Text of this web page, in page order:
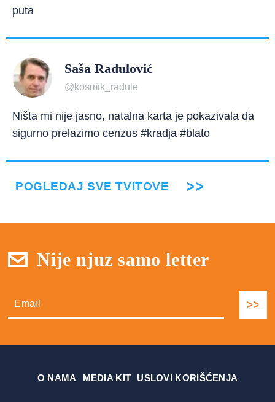
puta
Saša Radulović
@kosmik_radule
Ništa mi nije jasno, natalna karta je pokazivala da
sigurno prelazimo cenzus #kradja #blato
POGLEDAJ SVE TVITOVE
Nije njuz samo letter
О NAMA MEDIA KIT USLOVI KORIŠĆENJA